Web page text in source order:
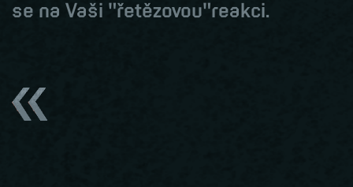
se na Vaši "řetězovou"reakci.